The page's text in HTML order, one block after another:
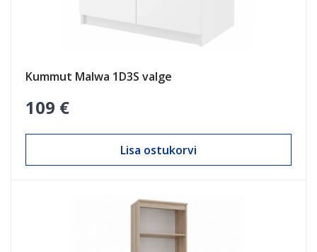
Kummut Malwa 1D3S valge
109 €
Lisa ostukorvi